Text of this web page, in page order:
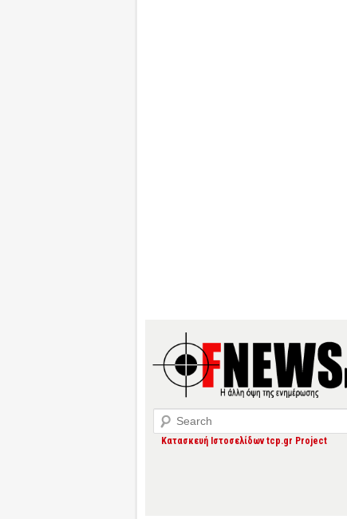
Search
Κατασκευή Ιστοσελίδων tcp.gr Project